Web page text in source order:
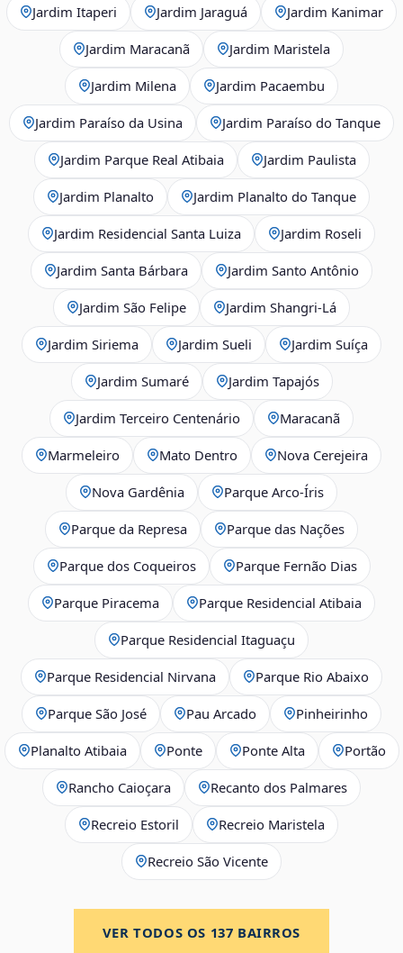
Jardim Itaperi Jardim Jaraguá Jardim Kanimar
Jardim Maracanã Jardim Maristela
Jardim Milena Jardim Pacaembu
Jardim Paraíso da Usina Jardim Paraíso do Tanque
Jardim Parque Real Atibaia Jardim Paulista
Jardim Planalto Jardim Planalto do Tanque
Jardim Residencial Santa Luiza Jardim Roseli
Jardim Santa Bárbara Jardim Santo Antônio
Jardim São Felipe Jardim Shangri-Lá
Jardim Siriema Jardim Sueli Jardim Suíça
Jardim Sumaré Jardim Tapajós
Jardim Terceiro Centenário Maracanã
Marmeleiro Mato Dentro Nova Cerejeira
Nova Gardênia Parque Arco-Íris
Parque da Represa Parque das Nações
Parque dos Coqueiros Parque Fernão Dias
Parque Piracema Parque Residencial Atibaia
Parque Residencial Itaguaçu
Parque Residencial Nirvana Parque Rio Abaixo
Parque São José Pau Arcado Pinheirinho
Planalto Atibaia Ponte Ponte Alta Portão
Rancho Caioçara Recanto dos Palmares
Recreio Estoril Recreio Maristela
Recreio São Vicente
VER TODOS OS 137 BAIRROS